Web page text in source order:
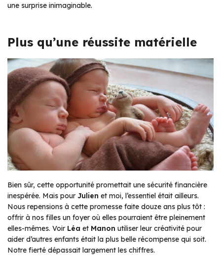
une surprise inimaginable.
Plus qu’une réussite matérielle
Bien sûr, cette opportunité promettait une sécurité financière
inespérée. Mais pour Julien et moi, l’essentiel était ailleurs.
Nous repensions à cette promesse faite douze ans plus tôt :
offrir à nos filles un foyer où elles pourraient être pleinement
elles-mêmes. Voir Léa et Manon utiliser leur créativité pour
aider d’autres enfants était la plus belle récompense qui soit.
Notre fierté dépassait largement les chiffres.